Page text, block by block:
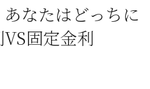
あなたはどっちに
固定金利